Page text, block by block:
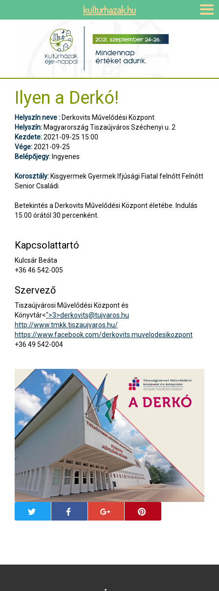
Ilyen a Derkó!
Helyszín neve : Derkovits Művelődési Központ
Helyszín: Magyarország Tiszaújváros Széchenyi u. 2
Kezdete:2021-09-25 15:00
Vége:2021-09-25
Belépőjegy: Ingyenes
Korosztály: Kisgyermek Gyermek Ifjúsági Fiatal felnőtt Felnőtt
Senior Családi
Betekintés a Derkovits Művelődési Központ életébe. Indulás
15.00 órától 30 percenként.
Kapcsolattartó
Kulcsár Beáta
+36 46 542-005
Szervező
Tiszaújvárosi Művelődési Központ és
Könyvtár<">3>derkovits@tujvaros.hu
http://www.tmkk.tiszaujvaros.hu/
https://www.facebook.com/derkovits.muvelodesikozpont
+36 49 542-004
kulturhazak.hu